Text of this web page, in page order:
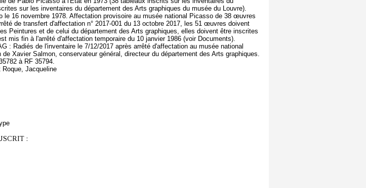
sur les inventaires du département des Arts graphiques du musée du Louvre).
16 novembre 1978. Affectation provisoire au musée national Picasso de 38 œuvres
de transfert d'affectation n° 2017-001 du 13 octobre 2017, les 51 œuvres doivent
Peintures et de celui du département des Arts graphiques, elles doivent être inscrites
mis fin à l'arrêté d'affectation temporaire du 10 janvier 1986 (voir Documents).
: Radiés de l'inventaire le 7/12/2017 après arrêté d'affectation au musée national
Xavier Salmon, conservateur général, directeur du département des Arts graphiques.
à RF 35794.
Jacqueline
: